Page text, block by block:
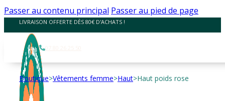
Passer au contenu principal Passer au pied de page
LIVRAISON OFFERTE DÈS 80€ D'ACHATS !
Boutique>Vêtements femme>Haut>Haut poids rose
Panneau de gestion des cookies